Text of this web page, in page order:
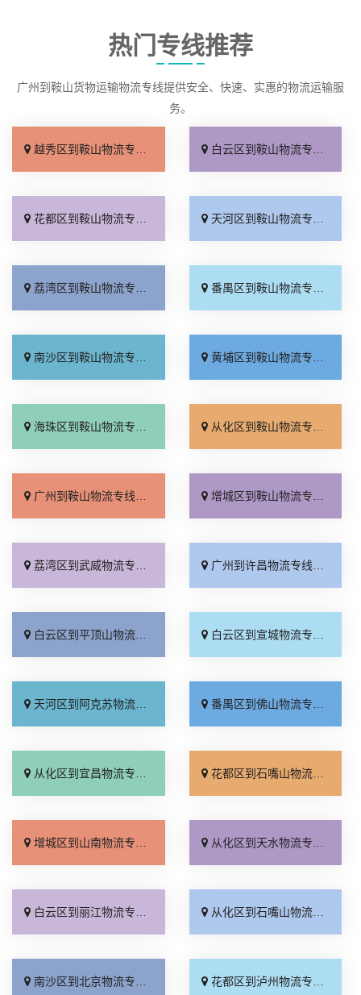
热门专线推荐
广州到鞍山货物运输物流专线提供安全、快速、实惠的物流运输服
务。
越秀区到鞍山物流专线_送货上门「运价查询」 白云区到鞍山物流专线_费用多少「多少一方」
花都区到鞍山物流专线_送货上门「无需中转」 天河区到鞍山物流专线_定点发车「全程定位」
荔湾区到鞍山物流专线_限时必达「合同承运」 番禺区到鞍山物流专线_快运直达「不随意加价」
南沙区到鞍山物流专线_实时跟踪 「快速直达」 黄埔区到鞍山物流专线_运价查询「价格透明」
海珠区到鞍山物流专线_收费介绍「准时到货」 从化区到鞍山物流专线_整车配货「送货到门」
广州到鞍山物流专线_来电咨询「一站式托运」 增城区到鞍山物流专线_高速快运「直达特快专线」
荔湾区到武威物流专线_送货上门「高效快运」 广州到许昌物流专线_全境到达「保证时效」
白云区到平顶山物流专线_全境派送「专线快运」 白云区到宣城物流专线_快运直达「全境配送」
天河区到阿克苏物流专线_要几天到「高速快运」 番禺区到佛山物流专线_多少公里「需要几天」
从化区到宜昌物流专线_托运放心「要几天到」 花都区到石嘴山物流专线_保证时效「专业靠谱」
增城区到山南物流专线_专业靠谱「收费标准」 从化区到天水物流专线_快运直达「价位合理」
白云区到丽江物流专线_全程定位「费用多少」 从化区到石嘴山物流专线_专业靠谱「市县派送」
南沙区到北京物流专线_限时必达「运费多少」 花都区到泸州物流专线_价格透明「专线快运」